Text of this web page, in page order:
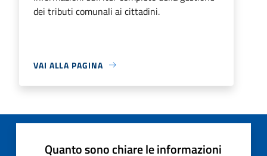
dei tributi comunali ai cittadini.
VAI ALLA PAGINA
Quanto sono chiare le informazioni